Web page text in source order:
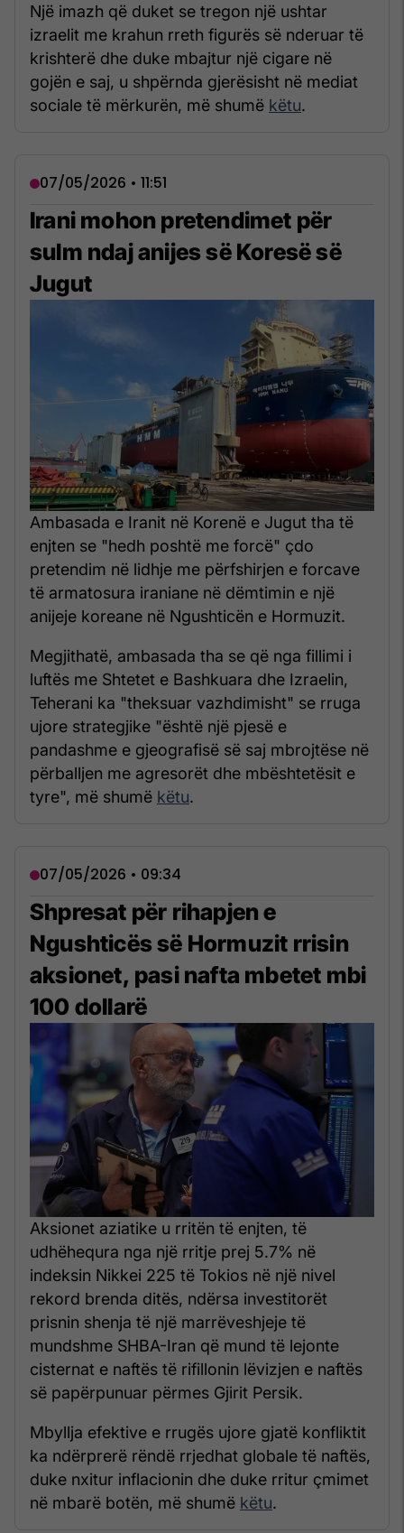
Një imazh që duket se tregon një ushtar
izraelit me krahun rreth figurës së nderuar të
krishterë dhe duke mbajtur një cigare në
gojën e saj, u shpërnda gjerësisht në mediat
sociale të mërkurën, më shumë këtu.
07/05/2026 • 11:51
Irani mohon pretendimet për
sulm ndaj anijes së Koresë së
Jugut
Ambasada e Iranit në Korenë e Jugut tha të
enjten se "hedh poshtë me forcë" çdo
pretendim në lidhje me përfshirjen e forcave
të armatosura iraniane në dëmtimin e një
anijeje koreane në Ngushticën e Hormuzit.
Megjithatë, ambasada tha se që nga fillimi i
luftës me Shtetet e Bashkuara dhe Izraelin,
Teherani ka "theksuar vazhdimisht" se rruga
ujore strategjike "është një pjesë e
pandashme e gjeografisë së saj mbrojtëse në
përballjen me agresorët dhe mbështetësit e
tyre", më shumë këtu.
07/05/2026 • 09:34
Shpresat për rihapjen e
Ngushticës së Hormuzit rrisin
aksionet, pasi nafta mbetet mbi
100 dollarë
Aksionet aziatike u rritën të enjten, të
udhëhequra nga një rritje prej 5.7% në
indeksin Nikkei 225 të Tokios në një nivel
rekord brenda ditës, ndërsa investitorët
prisnin shenja të një marrëveshjeje të
mundshme SHBA-Iran që mund të lejonte
cisternat e naftës të rifillonin lëvizjen e naftës
së papërpunuar përmes Gjirit Persik.
Mbyllja efektive e rrugës ujore gjatë konfliktit
ka ndërprerë rëndë rrjedhat globale të naftës,
duke nxitur inflacionin dhe duke rritur çmimet
në mbarë botën, më shumë këtu.